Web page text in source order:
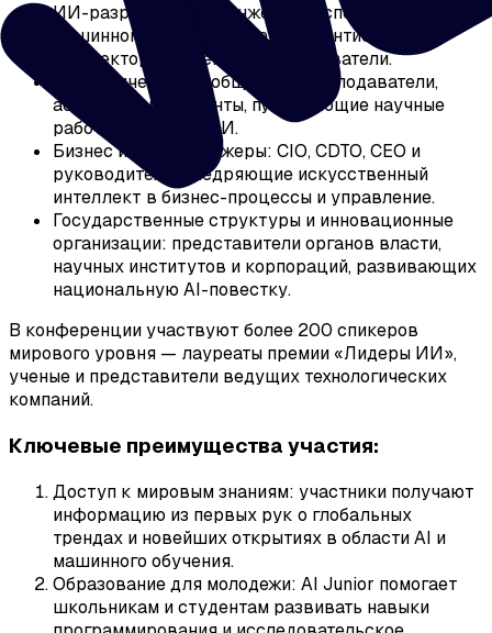
ИИ-разработчики и инженеры: специалисты по
машинному обучению, дата-сайентисты,
архитекторы решений и исследователи.
Академическое сообщество: преподаватели,
аспиранты и студенты, публикующие научные
работы в области ИИ.
Бизнес и топ-менеджеры: CIO, CDTO, CEO и
руководители, внедряющие искусственный
интеллект в бизнес-процессы и управление.
Государственные структуры и инновационные
организации: представители органов власти,
научных институтов и корпораций, развивающих
национальную AI-повестку.
В конференции участвуют более 200 спикеров
мирового уровня — лауреаты премии «Лидеры ИИ»,
ученые и представители ведущих технологических
компаний.
Ключевые преимущества участия:
Доступ к мировым знаниям: участники получают
информацию из первых рук о глобальных
трендах и новейших открытиях в области AI и
машинного обучения.
Образование для молодежи: AI Junior помогает
школьникам и студентам развивать навыки